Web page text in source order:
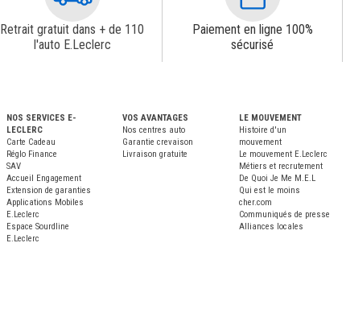
Retrait gratuit dans + de 110
l'auto E.Leclerc
Paiement en ligne 100%
sécurisé
NOS SERVICES E-
LECLERC
Carte Cadeau
Réglo Finance
SAV
Accueil Engagement
Extension de garanties
Applications Mobiles
E.Leclerc
Espace Sourdline
E.Leclerc
VOS AVANTAGES
Nos centres auto
Garantie crevaison
Livraison gratuite
LE MOUVEMENT
Histoire d'un
mouvement
Le mouvement E.Leclerc
Métiers et recrutement
De Quoi Je Me M.E.L
Qui est le moins
cher.com
Communiqués de presse
Alliances locales